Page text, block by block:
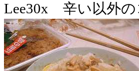
Lee30x 辛い以外